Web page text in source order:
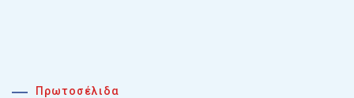
Πρωτοσέλιδα